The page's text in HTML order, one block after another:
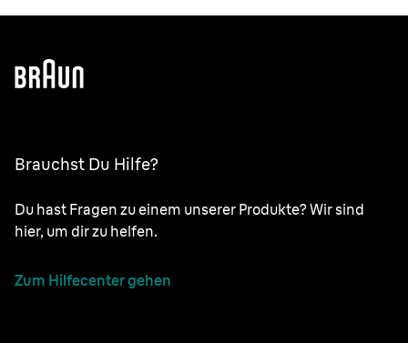
Brauchst Du Hilfe?
Du hast Fragen zu einem unserer Produkte? Wir sind
hier, um dir zu helfen.
Zum Hilfecenter gehen